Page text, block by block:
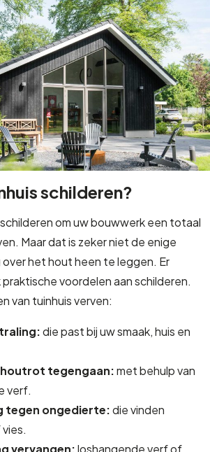
schilderen?
om uw bouwwerk een totaal
Maar dat is zeker niet de enige
over het hout heen te leggen. Er
voordelen aan schilderen.
van tuinhuis verven:
die past bij uw smaak, huis en
tegengaan:met behulp van
verf.
tegen ongedierte:die vinden
vervangen:loshangende verf of